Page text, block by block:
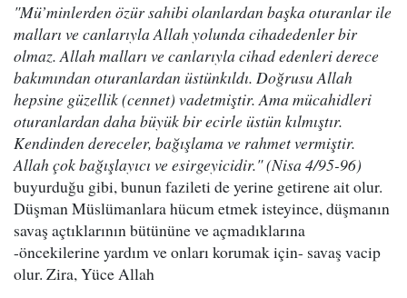
"Mü’minlerden özür sahibi olanlardan başka oturanlar ile
malları ve canlarıyla Allah yolunda cihadedenler bir
olmaz. Allah malları ve canlarıyla cihad edenleri derece
bakımından oturanlardan üstünkıldı. Doğrusu Allah
hepsine güzellik (cennet) vadetmiştir. Ama mücahidleri
oturanlardan daha büyük bir ecirle üstün kılmıştır.
Kendinden dereceler, bağışlama ve rahmet vermiştir.
Allah çok bağışlayıcı ve esirgeyicidir." (Nisa 4/95-96)
buyurduğu gibi, bunun fazileti de yerine getirene ait olur.
Düşman Müslümanlara hücum etmek isteyince, düşmanın
savaş açtıklarının bütününe ve açmadıklarına
-öncekilerine yardım ve onları korumak için- savaş vacip
olur. Zira, Yüce Allah